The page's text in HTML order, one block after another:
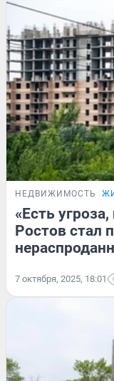
НЕДВИЖИМОСТЬ
«Есть
Ростов стал
7 октября, 2025, 18:01